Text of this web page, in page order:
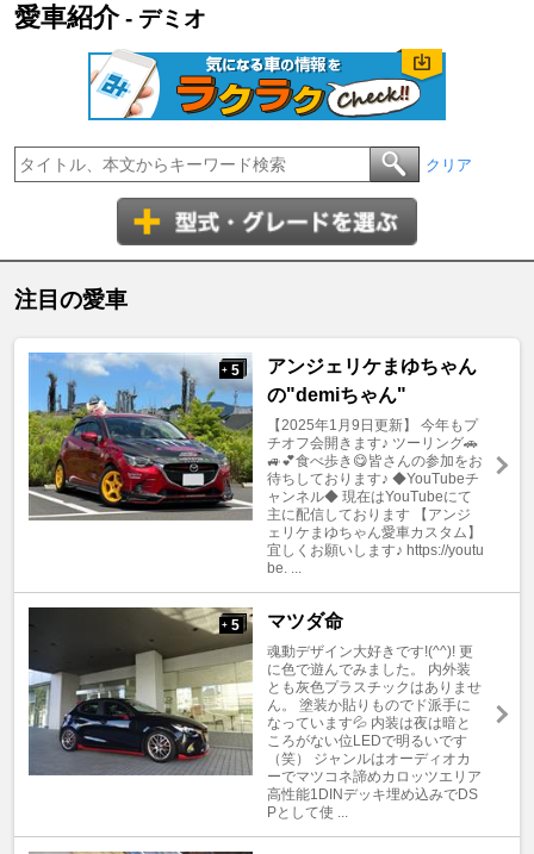
愛車紹介- デミオ
クリア
注目の愛車
+ 5
アンジェリケまゆちゃん
の"demiちゃん"
【2025年1月9日更新】 今年もプ
チオフ会開きます♪ ツーリング🚗
🚙💕食べ歩き😋皆さんの参加をお
待ちしております♪ ◆YouTubeチ
ャンネル◆ 現在はYouTubeにて
主に配信しております 【アンジ
ェリケまゆちゃん愛車カスタム】
宜しくお願いします♪ https://youtu
be. ...
+ 5 マツダ命
魂動デザイン大好きです!(^^)! 更
に色で遊んでみました。 内外装
とも灰色プラスチックはありませ
ん。 塗装か貼りものでド派手に
なっています💦 内装は夜は暗と
ころがない位LEDで明るいです
（笑） ジャンルはオーディオカ
ーでマツコネ諦めカロッツエリア
高性能1DINデッキ埋め込みでDS
Pとして使 ...